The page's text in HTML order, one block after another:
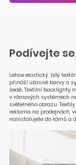
Podívejte
Lehce elastický, bílý
přináší úžasné barvy a
šedé. Textilní backlighty
v rámových systémech
světelného obrazu.
reklama na prodejnách,
nainstalujete do rámů a